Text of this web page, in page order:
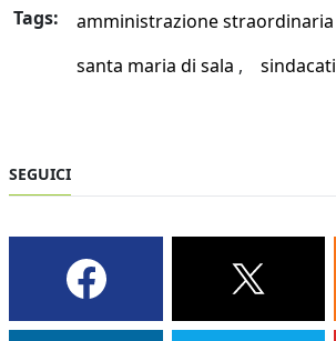
Tags:
amministrazione straordinaria
santa maria di sala
sindacati
SEGUICI